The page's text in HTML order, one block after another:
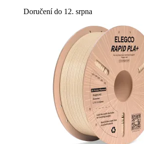
Doručení do 12. srpna